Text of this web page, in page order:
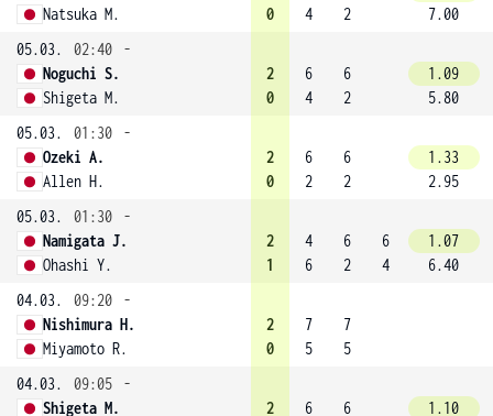
Natsuka M.
0
4
2
7.00
05.03.
02:40
-
Noguchi S.
Shigeta M.
2
0
6
4
6
2
1.09
5.80
05.03.
01:30
-
Ozeki A.
Allen H.
2
0
6
2
6
2
1.33
2.95
05.03.
01:30
-
Namigata J.
Ohashi Y.
2
1
4
6
6
2
6
4
1.07
6.40
04.03.
09:20
-
Nishimura H.
Miyamoto R.
2
0
7
5
7
5
04.03.
09:05
-
Shigeta M.
2 6 6 1.10